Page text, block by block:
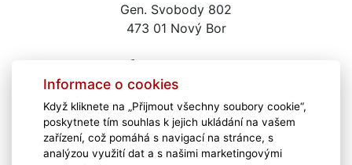
Gen. Svobody 802
473 01 Nový Bor
haida@haida.cz
Kariéra
Školení
Zajímavé odkazy
Informace o cookies
Když kliknete na „Přijmout všechny soubory cookie“,
poskytnete tím souhlas k jejich ukládání na vašem
zařízení, což pomáhá s navigací na stránce, s
analýzou využití dat a s našimi marketingovými